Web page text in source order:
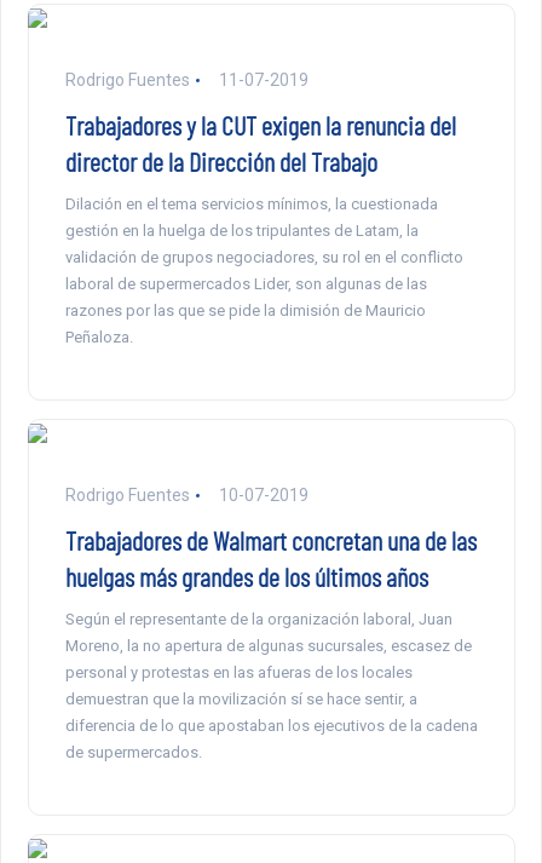
Rodrigo Fuentes 11-07-2019
Trabajadores y la CUT exigen la renuncia del
director de la Dirección del Trabajo
Dilación en el tema servicios mínimos, la cuestionada
gestión en la huelga de los tripulantes de Latam, la
validación de grupos negociadores, su rol en el conflicto
laboral de supermercados Lider, son algunas de las
razones por las que se pide la dimisión de Mauricio
Peñaloza.
Rodrigo Fuentes 10-07-2019
Trabajadores de Walmart concretan una de las
huelgas más grandes de los últimos años
Según el representante de la organización laboral, Juan
Moreno, la no apertura de algunas sucursales, escasez de
personal y protestas en las afueras de los locales
demuestran que la movilización sí se hace sentir, a
diferencia de lo que apostaban los ejecutivos de la cadena
de supermercados.